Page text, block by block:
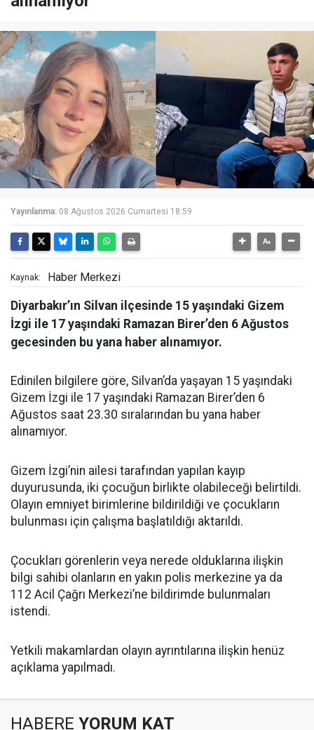
Yayınlanma: 08 Ağustos 2026 Cumartesi 18:59
Kaynak: Haber Merkezi
Diyarbakır’ın Silvan ilçesinde 15 yaşındaki Gizem
İzgi ile 17 yaşındaki Ramazan Birer’den 6 Ağustos
gecesinden bu yana haber alınamıyor.
Edinilen bilgilere göre, Silvan’da yaşayan 15 yaşındaki
Gizem İzgi ile 17 yaşındaki Ramazan Birer’den 6
Ağustos saat 23.30 sıralarından bu yana haber
alınamıyor.
Gizem İzgi’nin ailesi tarafından yapılan kayıp
duyurusunda, iki çocuğun birlikte olabileceği belirtildi.
Olayın emniyet birimlerine bildirildiği ve çocukların
bulunması için çalışma başlatıldığı aktarıldı.
Çocukları görenlerin veya nerede olduklarına ilişkin
bilgi sahibi olanların en yakın polis merkezine ya da
112 Acil Çağrı Merkezi’ne bildirimde bulunmaları
istendi.
Yetkili makamlardan olayın ayrıntılarına ilişkin henüz
açıklama yapılmadı.
HABERE YORUM KAT